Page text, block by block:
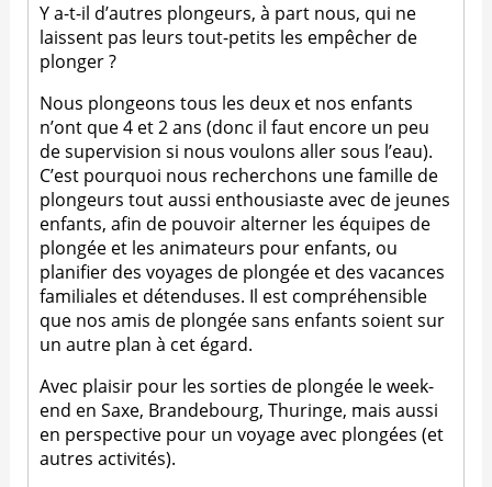
Y a-t-il d’autres plongeurs, à part nous, qui ne
laissent pas leurs tout-petits les empêcher de
plonger ?
Nous plongeons tous les deux et nos enfants
n’ont que 4 et 2 ans (donc il faut encore un peu
de supervision si nous voulons aller sous l’eau).
C’est pourquoi nous recherchons une famille de
plongeurs tout aussi enthousiaste avec de jeunes
enfants, afin de pouvoir alterner les équipes de
plongée et les animateurs pour enfants, ou
planifier des voyages de plongée et des vacances
familiales et détenduses. Il est compréhensible
que nos amis de plongée sans enfants soient sur
un autre plan à cet égard.
Avec plaisir pour les sorties de plongée le week-
end en Saxe, Brandebourg, Thuringe, mais aussi
en perspective pour un voyage avec plongées (et
autres activités).